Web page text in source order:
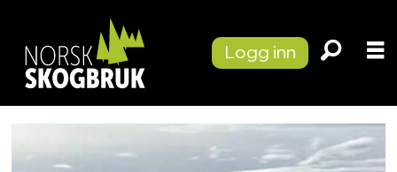
Logg inn